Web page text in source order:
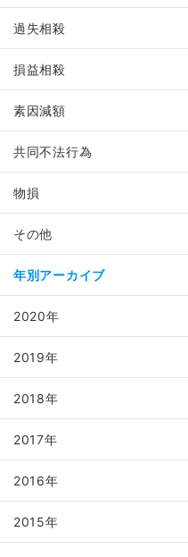
過失相殺
損益相殺
素因減額
共同不法行為
物損
その他
年別アーカイブ
2020年
2019年
2018年
2017年
2016年
2015年